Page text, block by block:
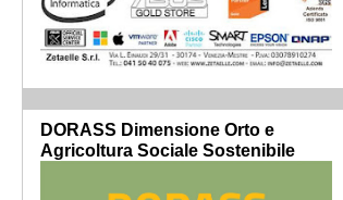
DORASS Dimensione Orto e
Agricoltura Sociale Sostenibile